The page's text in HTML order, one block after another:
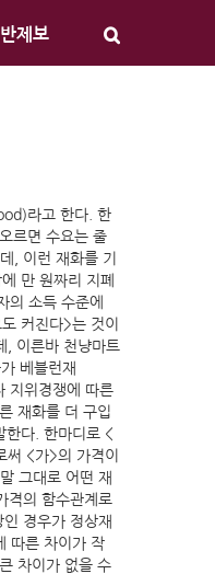
제보
라고 한다. 한
르면 수요는 줄
, 이런 재화를 기
만 원짜리 지폐
의 소득 수준에
커진다>는 것이
, 이른바 천냥마트
베블런재
지위경쟁에 따른
재화를 더 구입
한다. 한마디로 <
<가>의 가격이
그대로 어떤 재
격의 함수관계로
경우가 정상재
따른 차이가 작
차이가 없을 수